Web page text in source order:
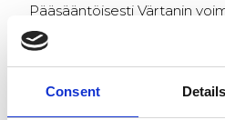
Consent Details
Pääsääntöisesti Värtanin
keskimäärin yksi
päivässä. Junassa on
sata konttia biomassaa eri
Automaattinen